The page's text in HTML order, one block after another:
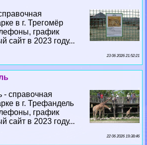
в г. Трегомёр
график
сайт в 2023 году...
23 06 2026 21:52:21
- справочная
в г. Трефандель
график
сайт в 2023 году...
22 06 2026 19:38:46